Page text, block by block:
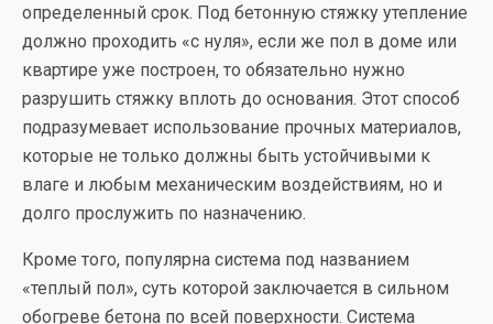
определенный срок. Под бетонную стяжку утепление
должно проходить «с нуля», если же пол в доме или
квартире уже построен, то обязательно нужно
разрушить стяжку вплоть до основания. Этот способ
подразумевает использование прочных материалов,
которые не только должны быть устойчивыми к
влаге и любым механическим воздействиям, но и
долго прослужить по назначению.
Кроме того, популярна система под названием
«теплый пол», суть которой заключается в сильном
обогреве бетона по всей поверхности. Система